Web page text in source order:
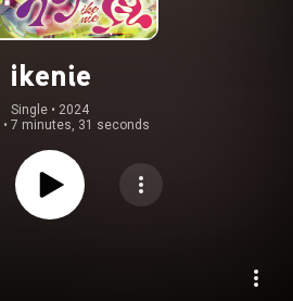
ikenie
Single • 2024
• 7 minutes, 31 seconds